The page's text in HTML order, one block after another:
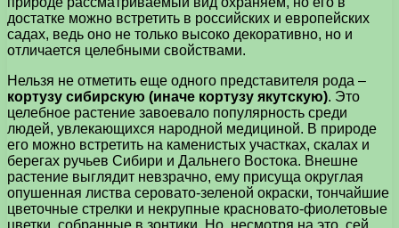
достатке можно встретить в российских и европейских
садах, ведь оно не только высоко декоративно, но и
отличается целебными свойствами.
Нельзя не отметить еще одного представителя рода –
кортузу сибирскую (иначе кортузу якутскую). Это
целебное растение завоевало популярность среди
людей, увлекающихся народной медициной. В природе
его можно встретить на каменистых участках, скалах и
берегах ручьев Сибири и Дальнего Востока. Внешне
растение выглядит невзрачно, ему присуща округлая
опушенная листва серовато-зеленой окраски, тончайшие
цветочные стрелки и некрупные красновато-фиолетовые